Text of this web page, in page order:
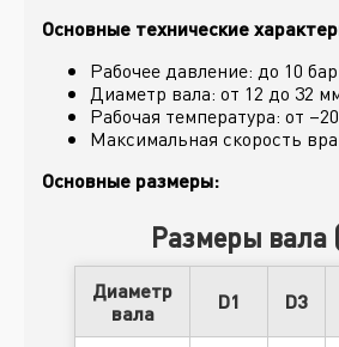
Основные технические
Рабочее давление: до 10 бар
Диаметр вала: от 12 до 32
Рабочая температура: от
Максимальная скорость
Основные размеры:
Размеры вала
Диаметр
вала
D1 D3